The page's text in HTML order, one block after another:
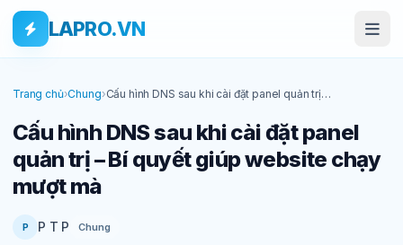
Skip to main content
Bỏ qua tới nội dung
LAPRO.VN
Trang chủ›Chung›Cấu hình DNS sau khi cài đặt panel quản trị –
Cấu hình DNS sau khi cài đặt panel
quản trị – Bí quyết giúp website chạy
mượt mà
P P T P Chung